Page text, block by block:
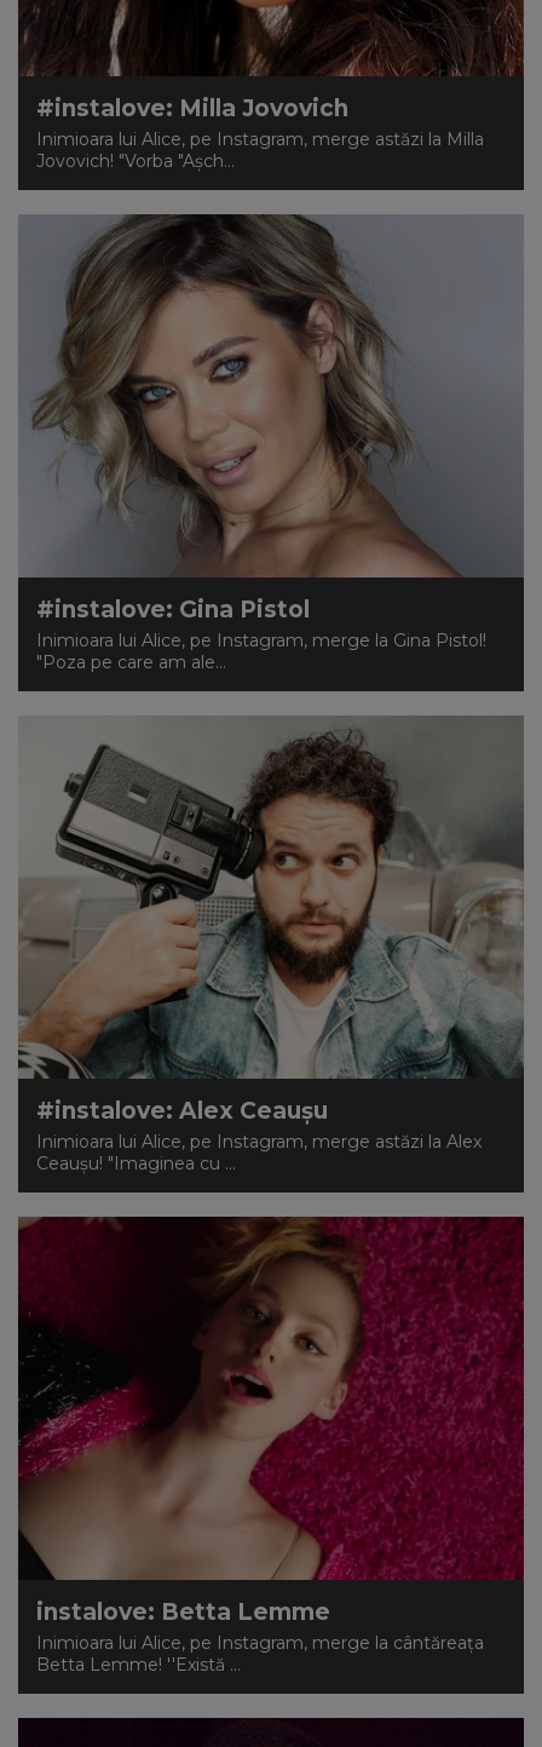
#instalove: Milla Jovovich
Inimioara lui Alice, pe Instagram, merge astăzi la Milla
Jovovich! "Vorba "Aşch...
#instalove: Gina Pistol
Inimioara lui Alice, pe Instagram, merge la Gina Pistol!
"Poza pe care am ale...
#instalove: Alex Ceauşu
Inimioara lui Alice, pe Instagram, merge astăzi la Alex
Ceauşu! "Imaginea cu ...
instalove: Betta Lemme
Inimioara lui Alice, pe Instagram, merge la cântăreaţa
Betta Lemme! ''Există ...